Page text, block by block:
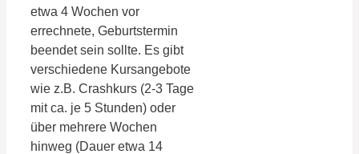
etwa 4 Wochen vor
errechnete, Geburtstermin
beendet sein sollte. Es gibt
verschiedene Kursangebote
wie z.B. Crashkurs (2-3 Tage
mit ca. je 5 Stunden) oder
über mehrere Wochen
hinweg (Dauer etwa 14